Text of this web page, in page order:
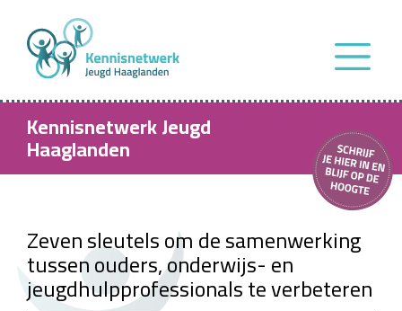
Kennisnetwerk Jeugd
Haaglanden
Zeven sleutels om de samenwerking
tussen ouders, onderwijs- en
jeugdhulpprofessionals te verbeteren